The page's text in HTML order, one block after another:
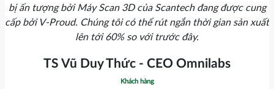
bị ấn tượng bởi Máy Scan 3D của Scantech đang được cung
cấp bởi V-Proud. Chúng tôi có thể rút ngắn thời gian sản xuất
lên tới 60% so với trước đây.
TS Vũ Duy Thức - CEO Omnilabs
Khách hàng